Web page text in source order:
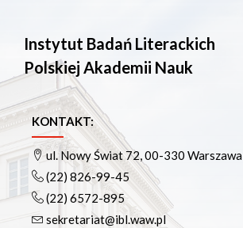
Instytut Badań Literackich
Polskiej Akademii Nauk
KONTAKT:
ul. Nowy Świat 72, 00-330 Warszawa
(22) 826-99-45
(22) 6572-895
sekretariat@ibl.waw.pl